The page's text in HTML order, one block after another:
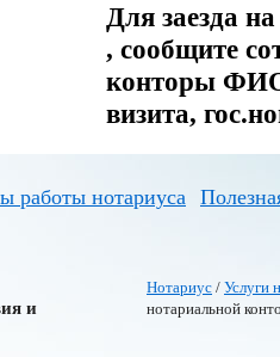
Для заезда
, сообщите
конторы ФИО
визита,
работы нотариуса
и
Нотариус / Услуги
нотариальной